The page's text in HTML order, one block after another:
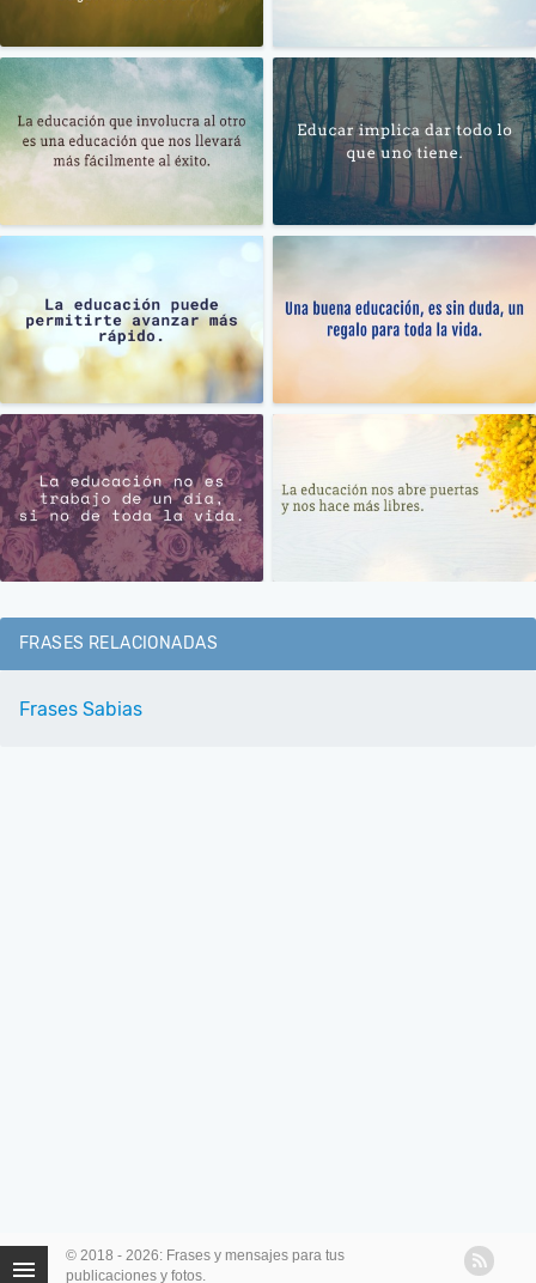
FRASES RELACIONADAS
Frases Sabias
© 2018 - 2026: Frases y mensajes para tus
publicaciones y fotos.